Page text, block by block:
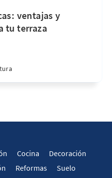
ventajas y
tu terraza
Cocina
Decoración
Reformas Suelo